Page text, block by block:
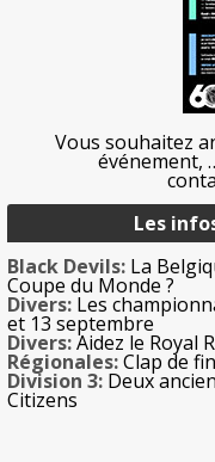
Vous souhaitez
événement,
Les
Black Devils: La
Coupe du Monde ?
Divers: Les
et 13 septembre
Divers:Aidez le Royal
Régionales:Clap de
Division 3: Deux
Citizens